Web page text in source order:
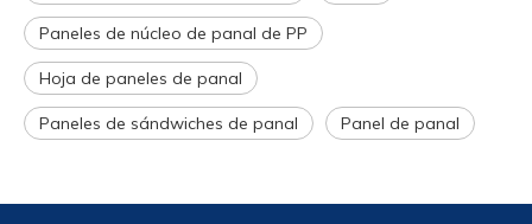
Paneles de núcleo de panal de PP
Hoja de paneles de panal
Paneles de sándwiches de panal Panel de panal